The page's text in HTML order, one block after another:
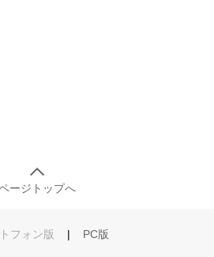
ージトップへ
フォン版 | PC版